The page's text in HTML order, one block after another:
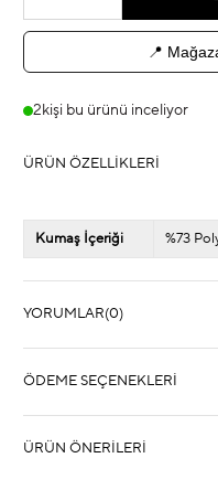
📍
2 kişi bu ürünü inceliyor
ÜRÜN ÖZELLIKLERI
Kumaş İçeriği %73
YORUMLAR(0)
ÖDEME SEÇENEKLERI
ÜRÜN ÖNERILERI